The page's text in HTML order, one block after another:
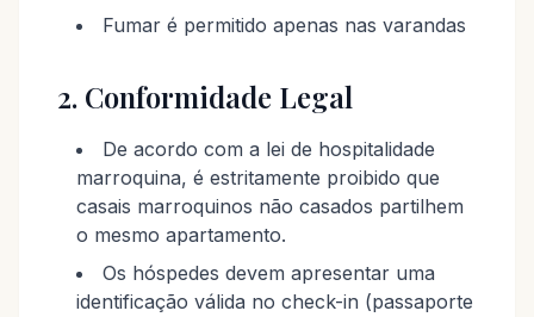
Fumar é permitido apenas nas varandas
2. Conformidade Legal
De acordo com a lei de hospitalidade
marroquina, é estritamente proibido que
casais marroquinos não casados partilhem
o mesmo apartamento.
Os hóspedes devem apresentar uma
identificação válida no check-in (passaporte